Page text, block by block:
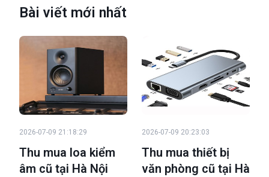
Bài viết mới nhất
2026-07-09 21:18:29
Thu mua loa kiểm
âm cũ tại Hà Nội
2026-07-09 20:23:03
Thu mua thiết bị
văn phòng cũ tại Hà